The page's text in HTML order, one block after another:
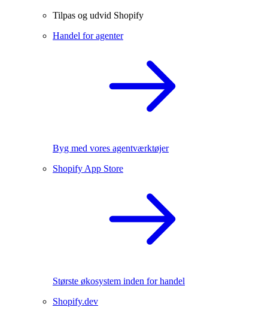
Tilpas og udvid Shopify
Handel for agenter
Byg med vores agentværktøjer
Shopify App Store
Største økosystem inden for handel
Shopify.dev